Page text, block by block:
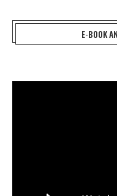
E-BOOK